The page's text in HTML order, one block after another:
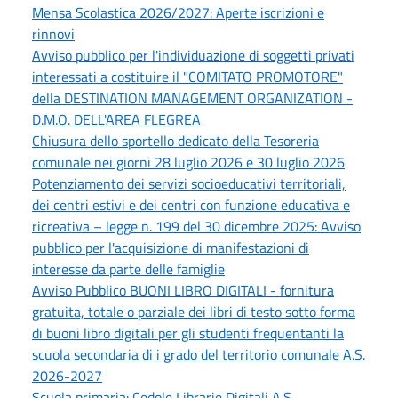
Mensa Scolastica 2026/2027: Aperte iscrizioni e
rinnovi
Avviso pubblico per l'individuazione di soggetti privati
interessati a costituire il "COMITATO PROMOTORE"
della DESTINATION MANAGEMENT ORGANIZATION -
D.M.O. DELL'AREA FLEGREA
Chiusura dello sportello dedicato della Tesoreria
comunale nei giorni 28 luglio 2026 e 30 luglio 2026
Potenziamento dei servizi socioeducativi territoriali,
dei centri estivi e dei centri con funzione educativa e
ricreativa – legge n. 199 del 30 dicembre 2025: Avviso
pubblico per l'acquisizione di manifestazioni di
interesse da parte delle famiglie
Avviso Pubblico BUONI LIBRO DIGITALI - fornitura
gratuita, totale o parziale dei libri di testo sotto forma
di buoni libro digitali per gli studenti frequentanti la
scuola secondaria di i grado del territorio comunale A.S.
2026-2027